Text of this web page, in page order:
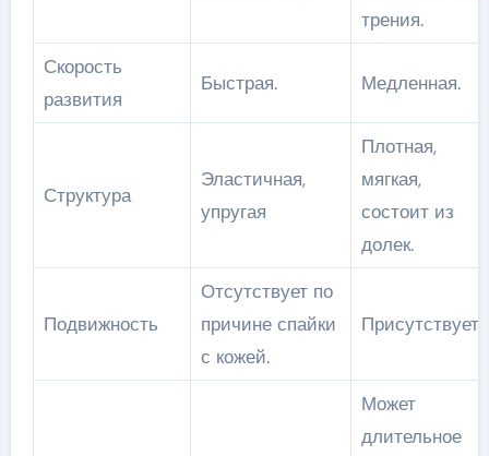
трения.
Скорость
развития
Быстрая. Медленная.
Структура
Эластичная,
упругая
Плотная,
мягкая,
состоит из
долек.
Подвижность
Отсутствует по
причине спайки
с кожей.
Присутствует.
Может
длительное